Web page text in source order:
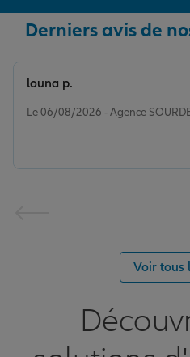
Derniers avis de
Le 06/08/2026 - Agence
louna p.
Voir tous